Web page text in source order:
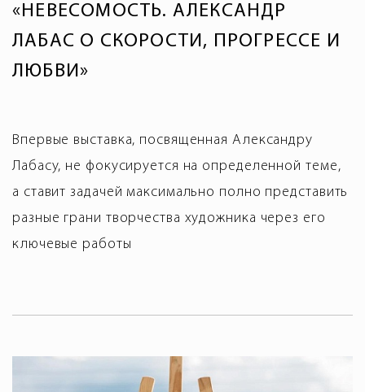
«НЕВЕСОМОСТЬ. АЛЕКСАНДР
ЛАБАС О СКОРОСТИ, ПРОГРЕССЕ И
ЛЮБВИ»
Впервые выставка, посвященная Александру
Лабасу, не фокусируется на определенной теме,
а ставит задачей максимально полно представить
разные грани творчества художника через его
ключевые работы